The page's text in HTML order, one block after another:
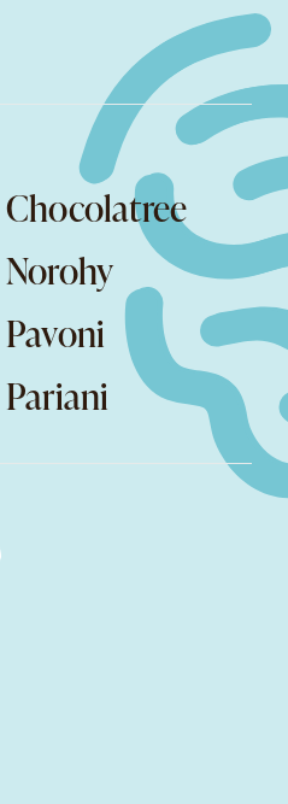
Chocolatree
Norohy
Pavoni
Pariani